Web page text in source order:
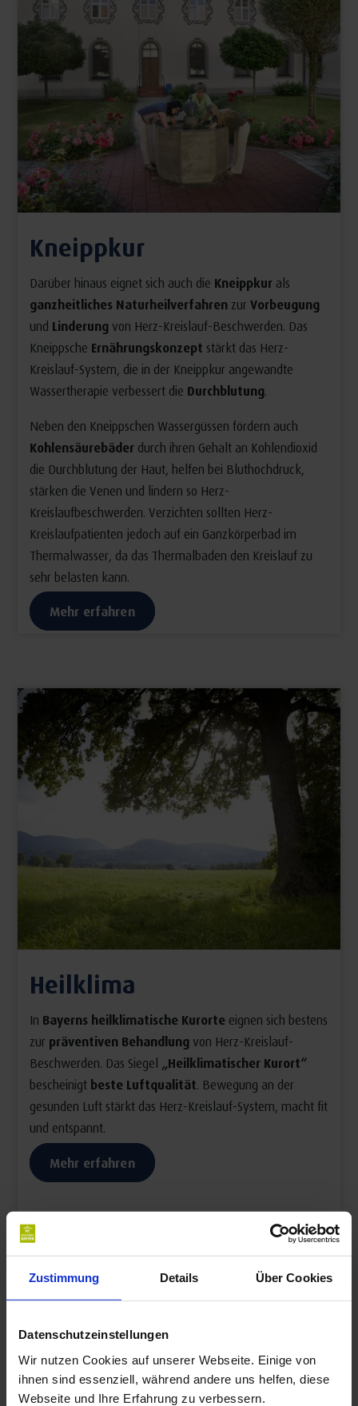
Zustimmung Details Über Cookies
Datenschutzeinstellungen
Wir nutzen Cookies auf unserer Webseite. Einige von
ihnen sind essenziell, während andere uns helfen, diese
Webseite und Ihre Erfahrung zu verbessern.
Kneippkur
Darüber hinaus eignet sich auch die Kneippkurals
ganzheitliches Naturheilverfahrenzur Vorbeugung
und Linderungvon Herz-Kreislauf-Beschwerden. Das
Kneippsche Ernährungskonzept stärkt das Herz-
Kreislauf-System, die in der Kneippkur angewandte
Wassertherapie verbessert die Durchblutung.
Neben den Kneippschen Wassergüssen fördern auch
Kohlensäurebäder durch ihren Gehalt an Kohlendioxid
die Durchblutung der Haut, helfen bei Bluthochdruck,
stärken die Venen und lindern so Herz-
Kreislaufbeschwerden. Verzichten sollten Herz-
Kreislaufpatienten jedoch auf ein Ganzkörperbad im
Thermalwasser, da das Thermalbaden den Kreislauf zu
sehr belasten kann.
Mehr erfahren
Heilklima
In Bayerns heilklimatische Kurorte eignen sich bestens
zur präventiven Behandlungvon Herz-Kreislauf-
Beschwerden. Das Siegel „Heilklimatischer Kurort“
bescheinigt beste Luftqualität. Bewegung an der
gesunden Luft stärkt das Herz-Kreislauf-System, macht fit
und entspannt.
Mehr erfahren
Bayerische Heilbäder &
Kurorte,
die bei Herz-Kreislauf-
Erkrankungen helfen